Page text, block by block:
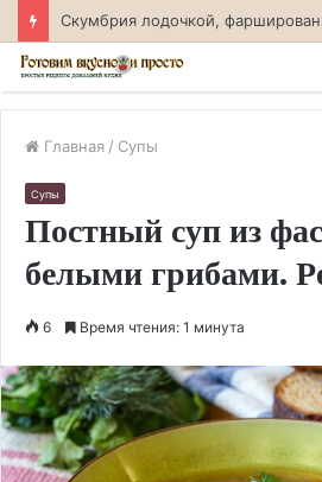
Главная / Супы
Супы
Постный суп из
белыми грибами.
6 Время чтения: 1 минута